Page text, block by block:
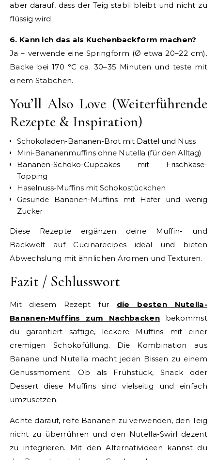
aber darauf, dass der Teig stabil bleibt und nicht zu
flüssig wird.
6. Kann ich das als Kuchenbackform machen?
Ja – verwende eine Springform (Ø etwa 20–22 cm).
Backe bei 170 °C ca. 30–35 Minuten und teste mit
einem Stäbchen.
You’ll Also Love (Weiterführende
Rezepte & Inspiration)
Schokoladen-Bananen-Brot mit Dattel und Nuss
Mini-Bananenmuffins ohne Nutella (für den Alltag)
Bananen-Schoko-Cupcakes mit Frischkäse-
Topping
Haselnuss-Muffins mit Schokostückchen
Gesunde Bananen-Muffins mit Hafer und wenig
Zucker
Diese Rezepte ergänzen deine Muffin- und
Backwelt auf Cucinarecipes ideal und bieten
Abwechslung mit ähnlichen Aromen und Texturen.
Fazit / Schlusswort
Mit diesem Rezept für die besten Nutella-
Bananen-Muffins zum Nachbackenbekommst
du garantiert saftige, leckere Muffins mit einer
cremigen Schokofüllung. Die Kombination aus
Banane und Nutella macht jeden Bissen zu einem
Genussmoment. Ob als Frühstück, Snack oder
Dessert diese Muffins sind vielseitig und einfach
umzusetzen.
Achte darauf, reife Bananen zu verwenden, den Teig
nicht zu überrühren und den Nutella-Swirl dezent
zu integrieren. Mit den Alternativideen kannst du